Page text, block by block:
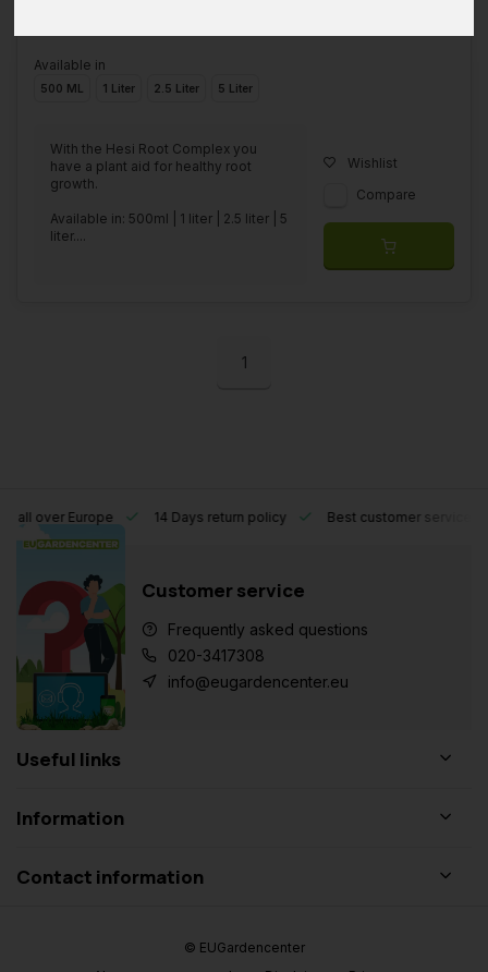
Available in
500 ML 1 Liter 2.5 Liter 5 Liter
With the Hesi Root Complex you
have a plant aid for healthy root
growth.
Available in: 500ml | 1 liter | 2.5 liter | 5
liter....
Wishlist
Compare
1
Europe 14 Days return policy Best customer service
Customer service
Frequently asked questions
020-3417308
info@eugardencenter.eu
Useful links
Information
Contact information
© EUGardencenter